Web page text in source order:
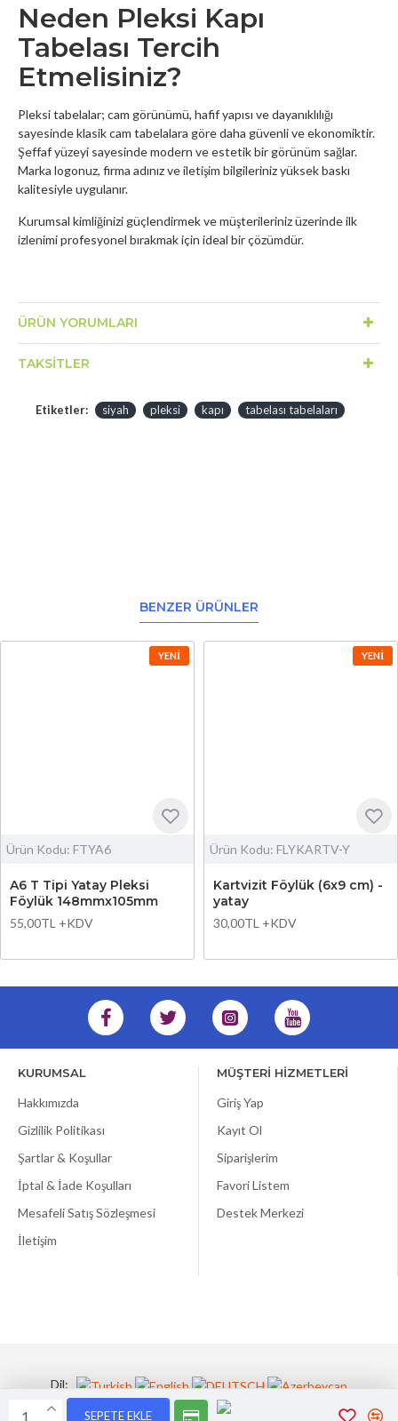
SEPETE EKLE
Neden Pleksi Kapı
Tabelası Tercih
Etmelisiniz?
Pleksi tabelalar; cam görünümü, hafif yapısı ve dayanıklılığı
sayesinde klasik cam tabelalara göre daha güvenli ve ekonomiktir.
Şeffaf yüzeyi sayesinde modern ve estetik bir görünüm sağlar.
Marka logonuz, firma adınız ve iletişim bilgileriniz yüksek baskı
kalitesiyle uygulanır.
Kurumsal kimliğinizi güçlendirmek ve müşterileriniz üzerinde ilk
izlenimi profesyonel bırakmak için ideal bir çözümdür.
ÜRÜN YORUMLARI
TAKSITLER
Etiketler: siyah pleksi kapı tabelası tabelaları
BENZER ÜRÜNLER
YENI
Ürün Kodu: FTYA6
A6 T Tipi Yatay Pleksi
Föylük 148mmx105mm
55,00TL +KDV
YENI
Ürün Kodu: FLYKARTV-Y
Kartvizit Föylük (6x9 cm) -
yatay
30,00TL +KDV
KURUMSAL
Hakkımızda
Gizlilik Politikası
Şartlar & Koşullar
İptal & İade Koşulları
Mesafeli Satış Sözleşmesi
İletişim
MÜŞTERİ HİZMETLERİ
Giriş Yap
Kayıt Ol
Siparişlerim
Favori Listem
Destek Merkezi
Dil: